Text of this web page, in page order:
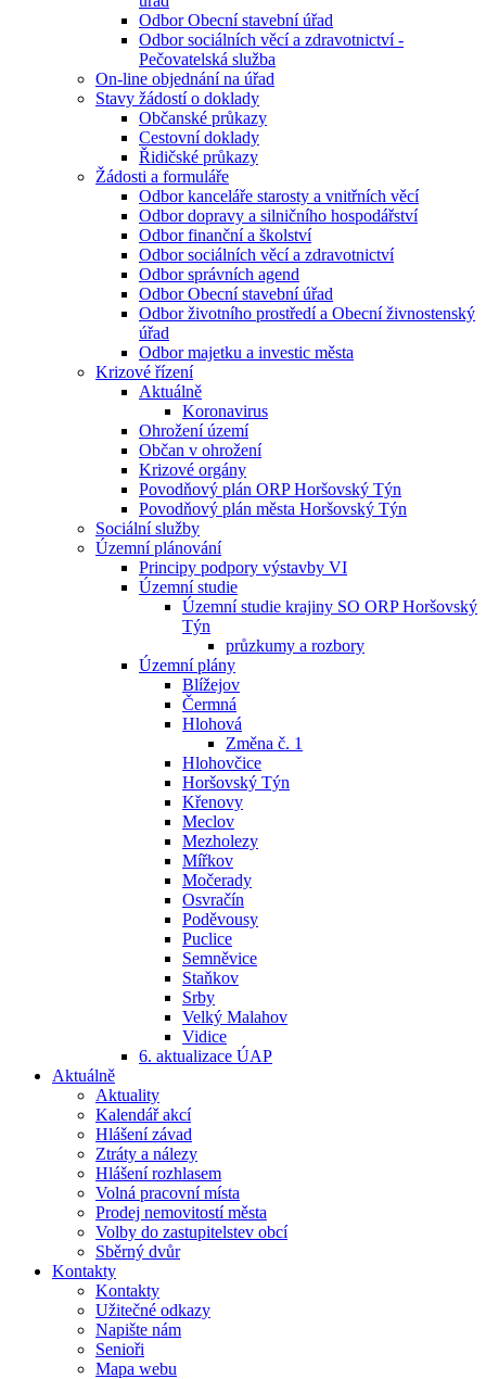
Odbor Obecní stavební úřad
Odbor sociálních věcí a zdravotnictví -
Pečovatelská služba
On-line objednání na úřad
Stavy žádostí o doklady
Občanské průkazy
Cestovní doklady
Řidičské průkazy
Žádosti a formuláře
Odbor kanceláře starosty a vnitřních věcí
Odbor dopravy a silničního hospodářství
Odbor finanční a školství
Odbor sociálních věcí a zdravotnictví
Odbor správních agend
Odbor Obecní stavební úřad
Odbor životního prostředí a Obecní živnostenský
úřad
Odbor majetku a investic města
Krizové řízení
Aktuálně
Koronavirus
Ohrožení území
Občan v ohrožení
Krizové orgány
Povodňový plán ORP Horšovský Týn
Povodňový plán města Horšovský Týn
Sociální služby
Územní plánování
Principy podpory výstavby VI
Územní studie
Územní studie krajiny SO ORP Horšovský
Týn
průzkumy a rozbory
Územní plány
Blížejov
Čermná
Hlohová
Změna č. 1
Hlohovčice
Horšovský Týn
Křenovy
Meclov
Mezholezy
Mířkov
Močerady
Osvračín
Poděvousy
Puclice
Semněvice
Staňkov
Srby
Velký Malahov
Vidice
6. aktualizace ÚAP
Aktuálně
Aktuality
Kalendář akcí
Hlášení závad
Ztráty a nálezy
Hlášení rozhlasem
Volná pracovní místa
Prodej nemovitostí města
Volby do zastupitelstev obcí
Sběrný dvůr
Kontakty
Kontakty
Užitečné odkazy
Napište nám
Senioři
Mapa webu